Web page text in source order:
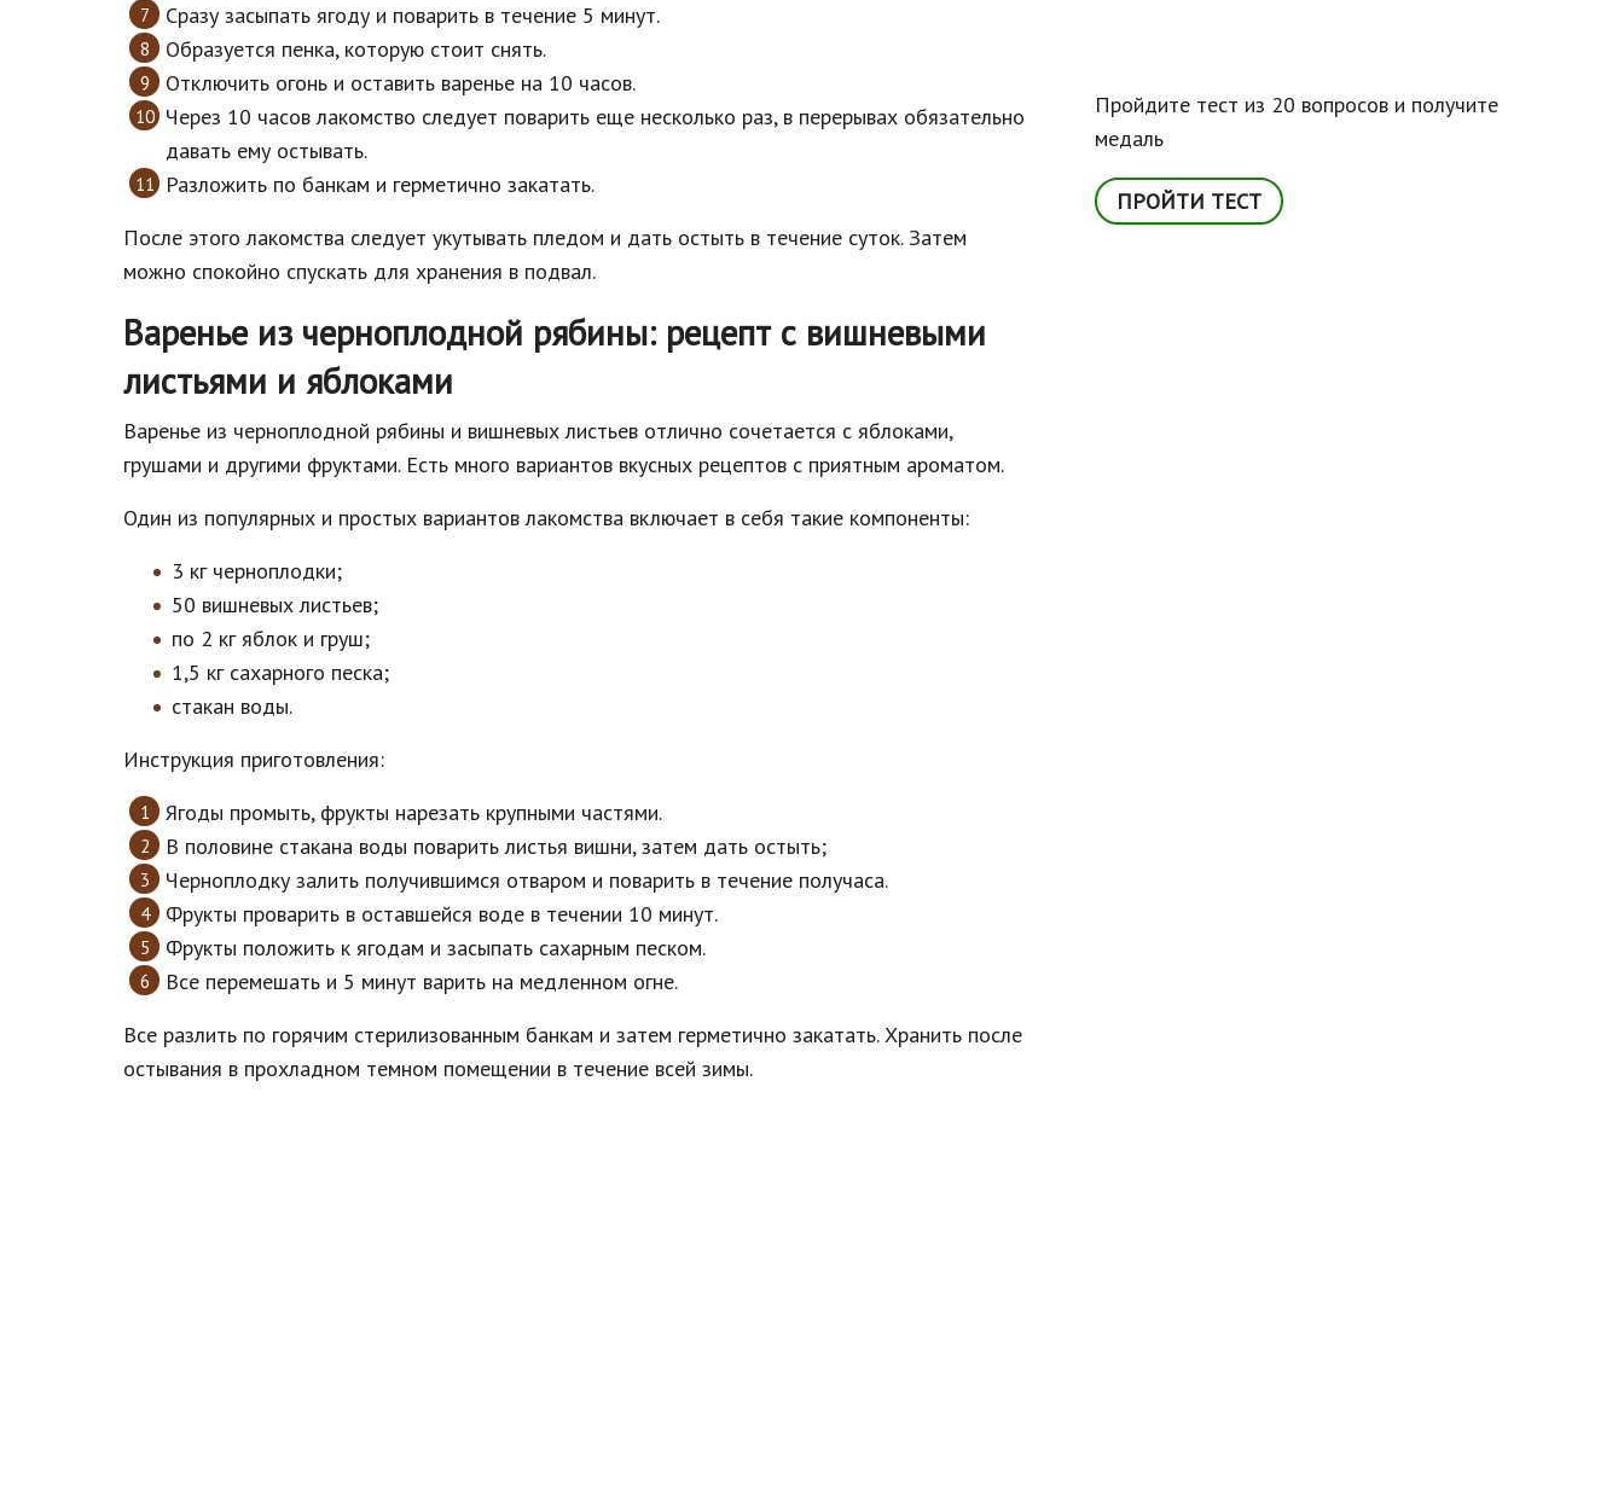
Сразу засыпать ягоду и поварить в течение 5 минут.
Образуется пенка, которую стоит снять.
Отключить огонь и оставить варенье на 10 часов.
Через 10 часов лакомство следует поварить еще несколько раз, в перерывах обязательно
давать ему остывать.
Разложить по банкам и герметично закатать.
После этого лакомства следует укутывать пледом и дать остыть в течение суток. Затем
можно спокойно спускать для хранения в подвал.
Варенье из черноплодной рябины: рецепт с вишневыми
листьями и яблоками
Варенье из черноплодной рябины и вишневых листьев отлично сочетается с яблоками,
грушами и другими фруктами. Есть много вариантов вкусных рецептов с приятным ароматом.
Один из популярных и простых вариантов лакомства включает в себя такие компоненты:
3 кг черноплодки;
50 вишневых листьев;
по 2 кг яблок и груш;
1,5 кг сахарного песка;
стакан воды.
Инструкция приготовления:
Ягоды промыть, фрукты нарезать крупными частями.
В половине стакана воды поварить листья вишни, затем дать остыть;
Черноплодку залить получившимся отваром и поварить в течение получаса.
Фрукты проварить в оставшейся воде в течении 10 минут.
Фрукты положить к ягодам и засыпать сахарным песком.
Все перемешать и 5 минут варить на медленном огне.
Все разлить по горячим стерилизованным банкам и затем герметично закатать. Хранить после
остывания в прохладном темном помещении в течение всей зимы.
Пройдите тест из 20 вопросов и получите
медаль
ПРОЙТИ ТЕСТ